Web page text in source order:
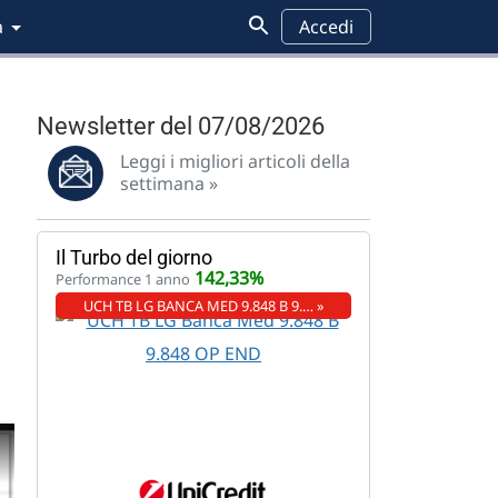
Accedi
Newsletter del 07/08/2026
Leggi i migliori articoli della
settimana »
Il Turbo del giorno
Performance 1 anno 142,33%
UCH TB LG BANCA MED 9.848 B 9.… »